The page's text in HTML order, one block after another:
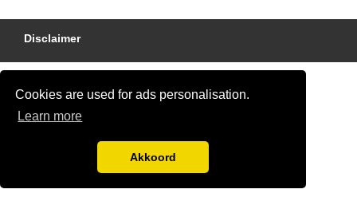
Cookies are used for ads personalisation.
Learn more
Akkoord
Disclaimer